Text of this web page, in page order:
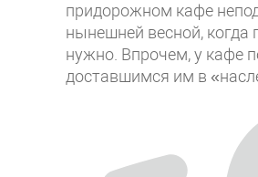
придорожном кафе
нынешней весной, когда
нужно. Впрочем, у кафе
доставшимся им в